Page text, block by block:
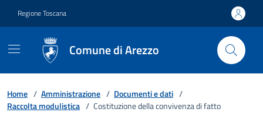
Regione Toscana
Comune di Arezzo
Home / Amministrazione / Documenti e dati /
Raccolta modulistica / Costituzione della convivenza di fatto